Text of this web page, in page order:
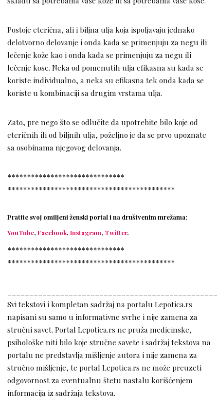
Postoje eterična, ali i biljna ulja koja ispoljavaju jednako
delotvorno delovanje i onda kada se primenjuju za negu ili
lečenje kože kao i onda kada se primenjuju za negu ili
lečenje kose. Neka od pomenutih ulja efikasna su kada se
koriste individualno, a neka su efikasna tek onda kada se
koriste u kombinaciji sa drugim vrstama ulja.
Zato, pre nego što se odlučite da upotrebite bilo koje od
eteričnih ili od biljnih ulja, poželjno je da se prvo upoznate
sa osobinama njegovog delovanja.
******************************
*******************************************
Pratite svoj omiljeni ženski portal i na društvenim mrežama:
YouTube, Facebook, Instagram, Twitter.
******************************
*******************************************
Svi tekstovi i kompletan sadržaj na portalu Lepotica.rs
napisani su samo u informativne svrhe i nije zamena za
stručni savet. Portal Lepotica.rs ne pruža medicinske,
psihološke niti bilo koje stručne savete i sadržaj tekstova na
portalu ne predstavlja mišljenje autora i nije zamena za
stručno mišljenje, te portal Lepotica.rs ne može preuzeti
odgovornost za eventualnu štetu nastalu korišćenjem
informacija iz sadržaja tekstova.